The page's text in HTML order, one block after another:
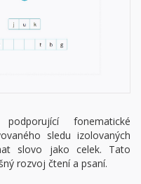
fonematické
sledu izolovaných
slovo jako celek. Tato
rozvoj čtení a psaní.